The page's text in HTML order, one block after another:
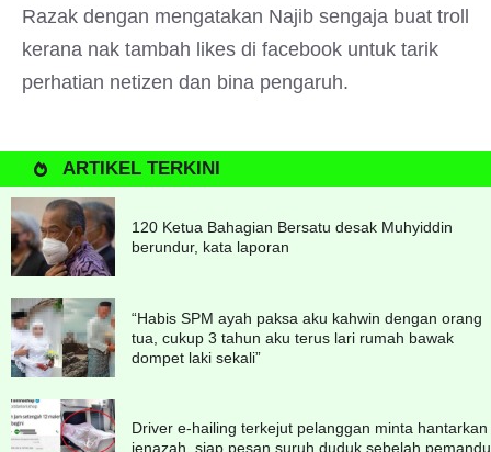
Razak dengan mengatakan Najib sengaja buat troll
kerana nak tambah likes di facebook untuk tarik
perhatian netizen dan bina pengaruh.
ARTIKEL TERKINI
120 Ketua Bahagian Bersatu desak Muhyiddin
berundur, kata laporan
“Habis SPM ayah paksa aku kahwin dengan orang
tua, cukup 3 tahun aku terus lari rumah bawak
dompet laki sekali”
Driver e-hailing terkejut pelanggan minta hantarkan
jenazah, siap pesan suruh duduk sebelah pemandu